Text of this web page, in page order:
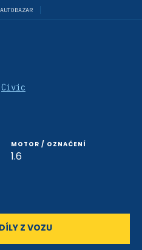
AUTOBAZAR
Civic
MOTOR / OZNAČENÍ
1.6
Z VOZU